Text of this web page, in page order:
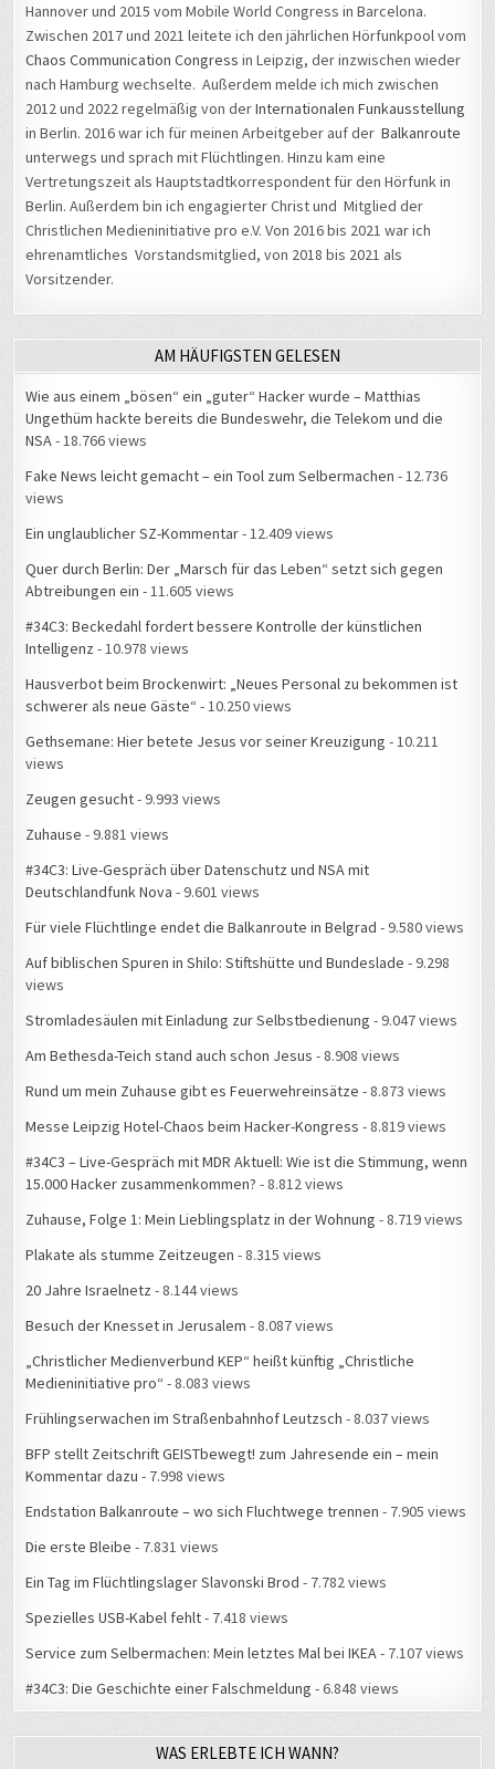
Hannover und 2015 vom Mobile World Congress in Barcelona.
Zwischen 2017 und 2021 leitete ich den jährlichen Hörfunkpool vom
Chaos Communication Congress in Leipzig, der inzwischen wieder
nach Hamburg wechselte. Außerdem melde ich mich zwischen
2012 und 2022 regelmäßig von derInternationalen Funkausstellung
in Berlin. 2016 war ich für meinen Arbeitgeber auf derBalkanroute
unterwegs und sprach mit Flüchtlingen. Hinzu kam eine
Vertretungszeit als Hauptstadtkorrespondent für den Hörfunk in
Berlin. Außerdem bin ich engagierter Christ und Mitglied der
Christlichen Medieninitiative pro e.V. Von 2016 bis 2021 war ich
ehrenamtliches Vorstandsmitglied, von 2018 bis 2021 als
Vorsitzender.
AM HÄUFIGSTEN GELESEN
Wie aus einem „bösen“ ein „guter“ Hacker wurde – Matthias
Ungethüm hackte bereits die Bundeswehr, die Telekom und die
NSA- 18.766 views
Fake News leicht gemacht – ein Tool zum Selbermachen - 12.736
views
Ein unglaublicher SZ-Kommentar- 12.409 views
Quer durch Berlin: Der „Marsch für das Leben“ setzt sich gegen
Abtreibungen ein - 11.605 views
#34C3: Beckedahl fordert bessere Kontrolle der künstlichen
Intelligenz - 10.978 views
Hausverbot beim Brockenwirt: „Neues Personal zu bekommen ist
schwerer als neue Gäste“ - 10.250 views
Gethsemane: Hier betete Jesus vor seiner Kreuzigung - 10.211
views
Zeugen gesucht- 9.993 views
Zuhause - 9.881 views
#34C3: Live-Gespräch über Datenschutz und NSA mit
Deutschlandfunk Nova - 9.601 views
Für viele Flüchtlinge endet die Balkanroute in Belgrad - 9.580 views
Auf biblischen Spuren in Shilo: Stiftshütte und Bundeslade - 9.298
views
Stromladesäulen mit Einladung zur Selbstbedienung - 9.047 views
Am Bethesda-Teich stand auch schon Jesus - 8.908 views
Rund um mein Zuhause gibt es Feuerwehreinsätze - 8.873 views
Messe Leipzig Hotel-Chaos beim Hacker-Kongress - 8.819 views
#34C3 – Live-Gespräch mit MDR Aktuell: Wie ist die Stimmung, wenn
15.000 Hacker zusammenkommen? - 8.812 views
Zuhause, Folge 1: Mein Lieblingsplatz in der Wohnung - 8.719 views
Plakate als stumme Zeitzeugen - 8.315 views
20 Jahre Israelnetz - 8.144 views
Besuch der Knesset in Jerusalem - 8.087 views
„Christlicher Medienverbund KEP“ heißt künftig „Christliche
Medieninitiative pro“ - 8.083 views
Frühlingserwachen im Straßenbahnhof Leutzsch - 8.037 views
BFP stellt Zeitschrift GEISTbewegt! zum Jahresende ein – mein
Kommentar dazu - 7.998 views
Endstation Balkanroute – wo sich Fluchtwege trennen - 7.905 views
Die erste Bleibe - 7.831 views
Ein Tag im Flüchtlingslager Slavonski Brod - 7.782 views
Spezielles USB-Kabel fehlt- 7.418 views
Service zum Selbermachen: Mein letztes Mal bei IKEA- 7.107 views
#34C3: Die Geschichte einer Falschmeldung - 6.848 views
WAS ERLEBTE ICH WANN?